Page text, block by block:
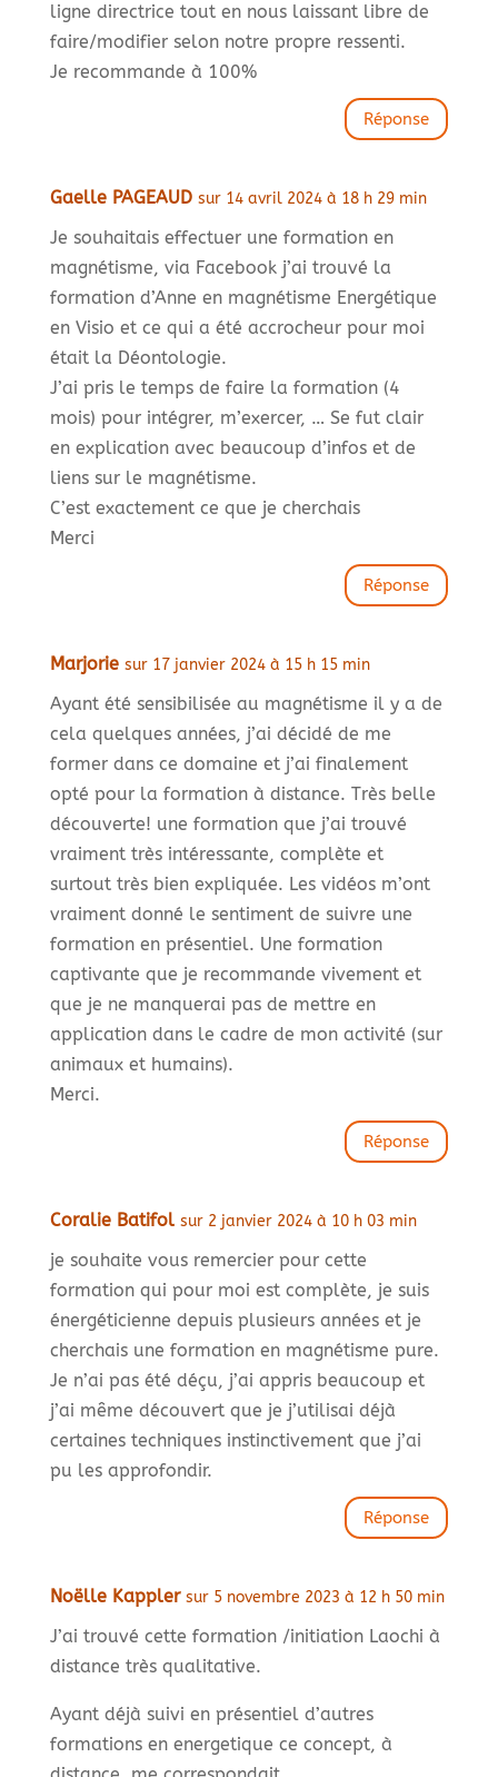
ligne directrice tout en nous laissant libre de
faire/modifier selon notre propre ressenti.
Je recommande à 100%
Réponse
Gaelle PAGEAUD sur 14 avril 2024 à 18 h 29 min
Je souhaitais effectuer une formation en
magnétisme, via Facebook j’ai trouvé la
formation d’Anne en magnétisme Energétique
en Visio et ce qui a été accrocheur pour moi
était la Déontologie.
J’ai pris le temps de faire la formation (4
mois) pour intégrer, m’exercer, … Se fut clair
en explication avec beaucoup d’infos et de
liens sur le magnétisme.
C’est exactement ce que je cherchais
Merci
Réponse
Marjorie sur 17 janvier 2024 à 15 h 15 min
Ayant été sensibilisée au magnétisme il y a de
cela quelques années, j’ai décidé de me
former dans ce domaine et j’ai finalement
opté pour la formation à distance. Très belle
découverte! une formation que j’ai trouvé
vraiment très intéressante, complète et
surtout très bien expliquée. Les vidéos m’ont
vraiment donné le sentiment de suivre une
formation en présentiel. Une formation
captivante que je recommande vivement et
que je ne manquerai pas de mettre en
application dans le cadre de mon activité (sur
animaux et humains).
Merci.
Réponse
Coralie Batifol sur 2 janvier 2024 à 10 h 03 min
je souhaite vous remercier pour cette
formation qui pour moi est complète, je suis
énergéticienne depuis plusieurs années et je
cherchais une formation en magnétisme pure.
Je n’ai pas été déçu, j’ai appris beaucoup et
j’ai même découvert que je j’utilisai déjà
certaines techniques instinctivement que j’ai
pu les approfondir.
Réponse
Noëlle Kappler sur 5 novembre 2023 à 12 h 50 min
J’ai trouvé cette formation /initiation Laochi à
distance très qualitative.
Ayant déjà suivi en présentiel d’autres
formations en energetique ce concept, à